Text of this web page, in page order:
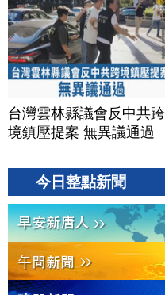
台灣雲林縣議會反中共跨
境鎮壓提案 無異議通過
今日整點新聞